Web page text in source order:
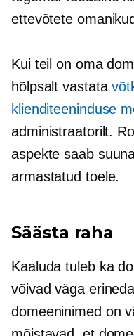
ettevõtete
Kui teil on oma
hõlpsalt vastata
klienditeeninduse
administraatorilt.
aspekte saab
armastatud toele.
Säästa raha
Kaaluda tuleb ka
võivad väga
domeeninimed on